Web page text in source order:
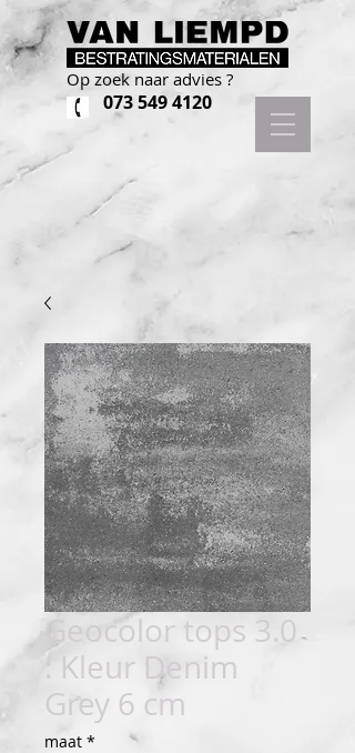
Op zoek naar advies ?
073 549 4120
Geocolor tops 3.0
: Kleur Denim
Grey 6 cm
maat *